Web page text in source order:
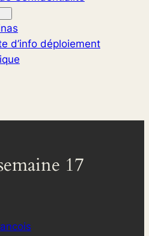
d’info déploiement
17